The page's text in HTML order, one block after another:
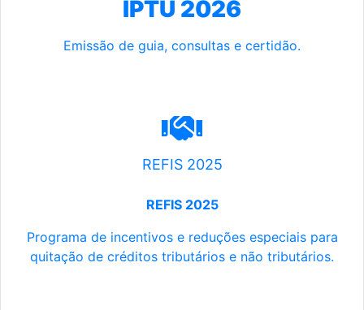
IPTU 2026
Emissão de guia, consultas e certidão.
REFIS 2025
REFIS 2025
Programa de incentivos e reduções especiais para
quitação de créditos tributários e não tributários.